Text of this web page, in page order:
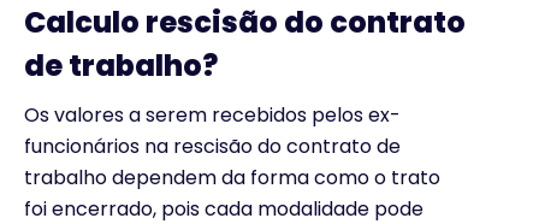
Calculo rescisão do contrato
de trabalho?
Os valores a serem recebidos pelos ex-
funcionários na rescisão do contrato de
trabalho dependem da forma como o trato
foi encerrado, pois cada modalidade pode